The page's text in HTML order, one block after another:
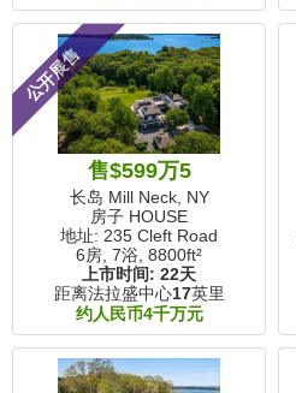
公开展售
售$599万5
长岛 Mill Neck, NY
房子 HOUSE
地址: 235 Cleft Road
6房, 7浴, 8800ft²
上市时间: 22天
距离法拉盛中心17英里
约人民币4千万元